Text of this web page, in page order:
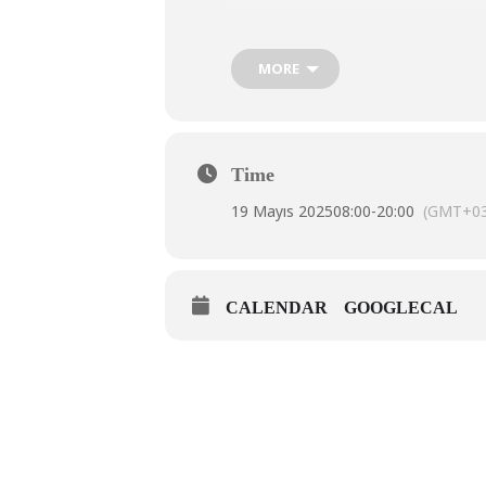
platform sunar.
MORE
Time
19 Mayıs 202508:00-20:00
CALENDAR GOOGLECAL